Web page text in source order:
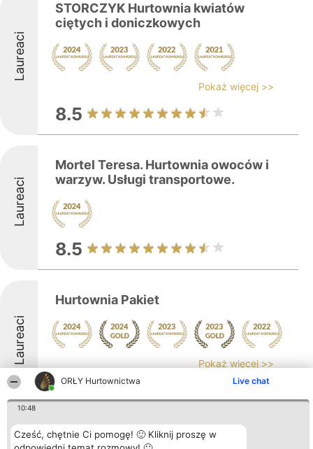
ORŁY Hurtownictwa Live chat
10:48
Cześć, chętnie Ci pomogę! 🙂 Kliknij proszę w
Laureaci
STORCZYK Hurtownia kwiatów
ciętych i doniczkowych
Pokaż więcej >>
8.5
Laureaci
Mortel Teresa. Hurtownia owoców i
warzyw. Usługi transportowe.
8.5
Laureaci
Hurtownia Pakiet
Pokaż więcej >>
9.2
PM-M Artykuły Dekoracyjne